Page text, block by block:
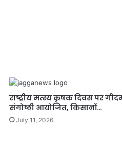
राष्ट्रीय मत्स्य कृषक दिवस पर
संगोष्ठी आयोजित, किसानों…
July 11, 2026